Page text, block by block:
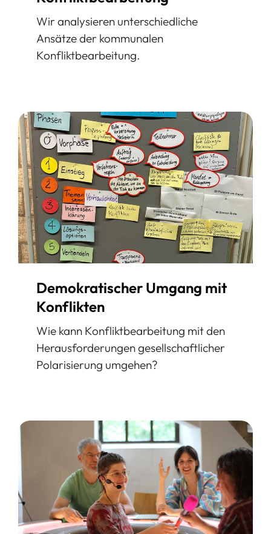
Wir analysieren unterschiedliche
Ansätze der kommunalen
Konfliktbearbeitung.
Demokratischer Umgang mit
Konflikten
Wie kann Konfliktbearbeitung mit den
Herausforderungen gesellschaftlicher
Polarisierung umgehen?